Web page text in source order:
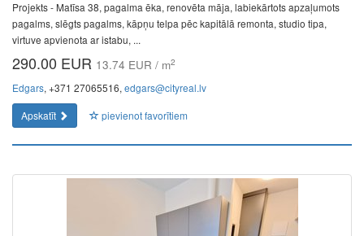
Projekts - Matīsa 38, pagalma ēka, renovēta māja, labiekārtots apzaļumots
pagalms, slēgts pagalms, kāpņu telpa pēc kapitālā remonta, studio tipa,
virtuve apvienota ar istabu, ...
290.00 EUR 13.74 EUR / m2
Edgars, +371 27065516, edgars@cityreal.lv
Apskatīt
pievienot favorītiem